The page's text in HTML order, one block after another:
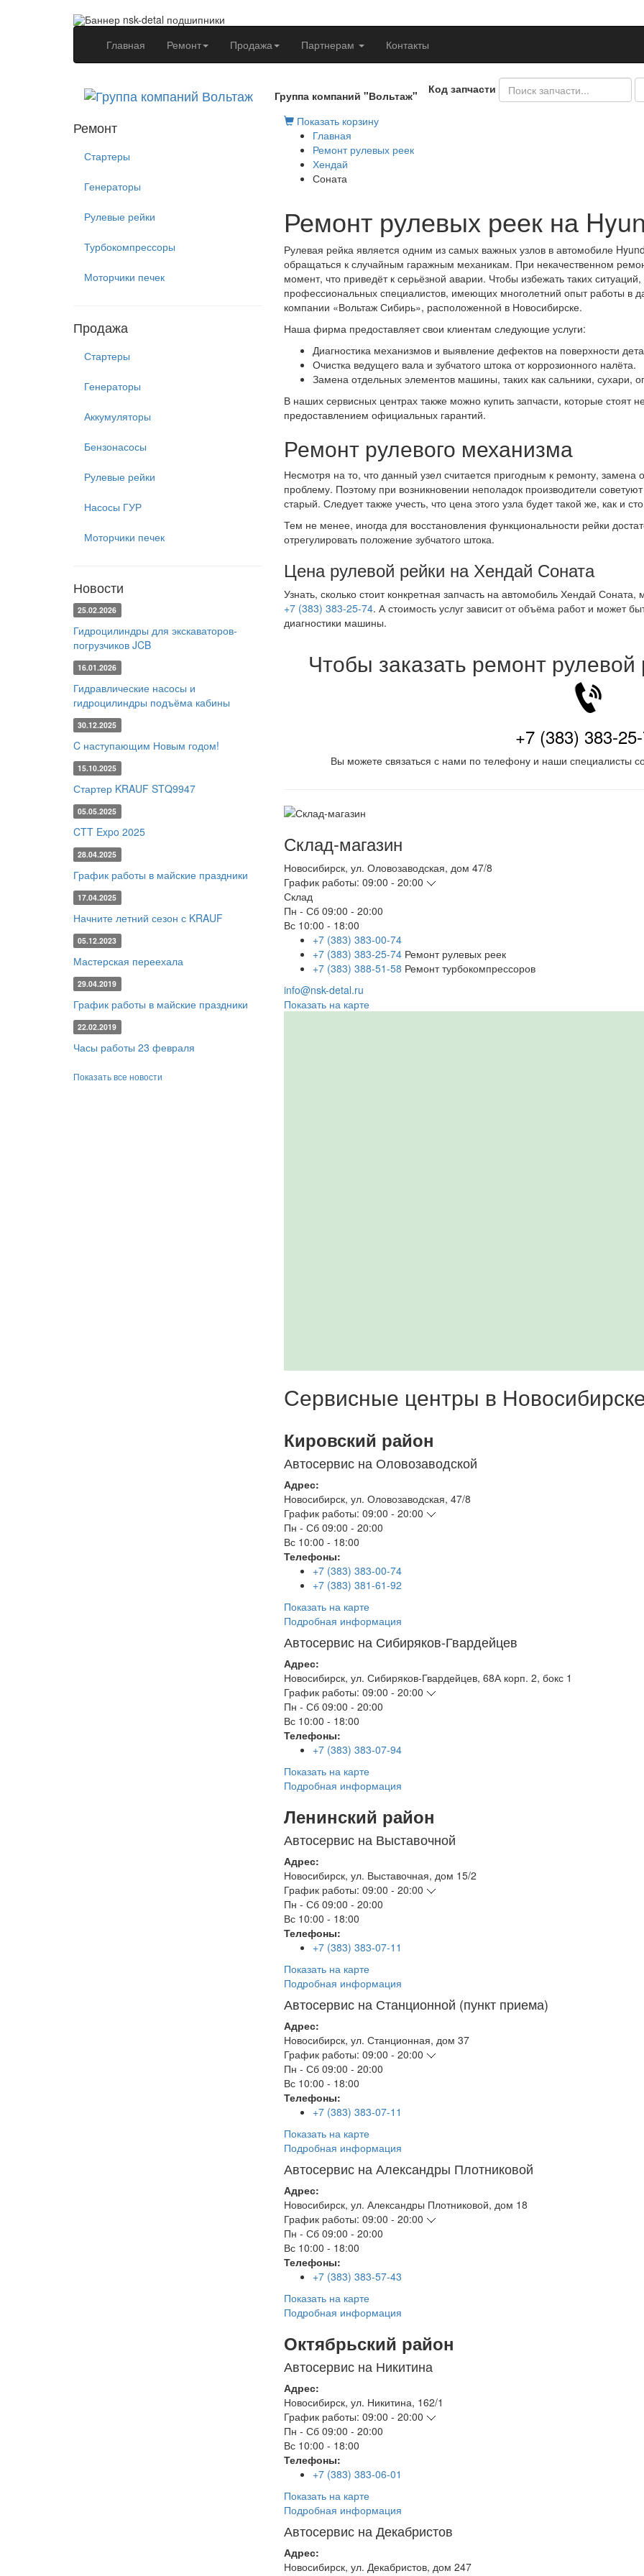
Главная (current)Ремонт Продажа Партнерам Контакты
Группа компаний "Вольтаж"
Код запчасти
Ремонт
Стартеры
Генераторы
Рулевые рейки
Турбокомпрессоры
Моторчики печек
Продажа
Стартеры
Генераторы
Аккумуляторы
Бензонасосы
Рулевые рейки
Насосы ГУР
Моторчики печек
Новости
25.02.2026
Гидроцилиндры для экскаваторов-
погрузчиков JCB
16.01.2026
Гидравлические насосы и
гидроцилиндры подъёма кабины
30.12.2025
C наступающим Новым годом!
15.10.2025
Стартер KRAUF STQ9947
05.05.2025
CTT Expo 2025
28.04.2025
График работы в майские праздники
17.04.2025
Начните летний сезон с KRAUF
05.12.2023
Мастерская переехала
29.04.2019
График работы в майские праздники
22.02.2019
Часы работы 23 февраля
Показать все новости
Показать корзину
Главная
Ремонт рулевых реек
Хендай
Соната
Ремонт рулевых реек на
Рулевая рейка является одним из самых важных узлов в автомобиле
обращаться к случайным гаражным механикам. При некачественном
момент, что приведёт к серьёзной аварии. Чтобы избежать таких
профессиональных специалистов, имеющих многолетний опыт работы в
компании «Вольтаж Сибирь», расположенной в Новосибирске.
Наша фирма предоставляет свои клиентам следующие услуги:
Диагностика механизмов и выявление дефектов на поверхности
Очистка ведущего вала и зубчатого штока от коррозионного налёта.
Замена отдельных элементов машины, таких как сальники, сухари,
В наших сервисных центрах также можно купить запчасти, которые стоят
предоставлением официальных гарантий.
Ремонт рулевого механизма
Несмотря на то, что данный узел считается пригодным к ремонту,
проблему. Поэтому при возникновении неполадок производители
старый. Следует также учесть, что цена этого узла будет такой же, как и
Тем не менее, иногда для восстановления функциональности рейки
отрегулировать положение зубчатого штока.
Цена рулевой рейки на Хендай Соната
Узнать, сколько стоит конкретная запчасть на автомобиль Хендай
+7 (383) 383-25-74. А стоимость услуг зависит от объёма работ и может
диагностики машины.
Чтобы заказать ремонт
+7 (383) 383-
Вы можете связаться с нами по телефону и наши специалисты
Склад-магазин
Новосибирск, ул. Оловозаводская, дом 47/8
График работы: 09:00 - 20:00
Склад
Пн - Сб 09:00 - 20:00
Вс 10:00 - 18:00
+7 (383) 383-00-74
+7 (383) 383-25-74 Ремонт рулевых реек
+7 (383) 388-51-58 Ремонт турбокомпрессоров
info@nsk-detal.ru
Показать на карте
Сервисные центры в
Кировский район
Автосервис на Оловозаводской
Адрес:
Новосибирск, ул. Оловозаводская, 47/8
График работы: 09:00 - 20:00
Пн - Сб 09:00 - 20:00
Вс 10:00 - 18:00
Телефоны:
+7 (383) 383-00-74
+7 (383) 381-61-92
Показать на карте
Подробная информация
Автосервис на Сибиряков-Гвардейцев
Адрес:
Новосибирск, ул. Сибиряков-Гвардейцев, 68А корп. 2, бокс 1
График работы: 09:00 - 20:00
Пн - Сб 09:00 - 20:00
Вс 10:00 - 18:00
Телефоны:
+7 (383) 383-07-94
Показать на карте
Подробная информация
Ленинский район
Автосервис на Выставочной
Адрес:
Новосибирск, ул. Выставочная, дом 15/2
График работы: 09:00 - 20:00
Пн - Сб 09:00 - 20:00
Вс 10:00 - 18:00
Телефоны:
+7 (383) 383-07-11
Показать на карте
Подробная информация
Автосервис на Станционной (пункт приема)
Адрес:
Новосибирск, ул. Станционная, дом 37
График работы: 09:00 - 20:00
Пн - Сб 09:00 - 20:00
Вс 10:00 - 18:00
Телефоны:
+7 (383) 383-07-11
Показать на карте
Подробная информация
Автосервис на Александры Плотниковой
Адрес:
Новосибирск, ул. Александры Плотниковой, дом 18
График работы: 09:00 - 20:00
Пн - Сб 09:00 - 20:00
Вс 10:00 - 18:00
Телефоны:
+7 (383) 383-57-43
Показать на карте
Подробная информация
Октябрьский район
Автосервис на Никитина
Адрес:
Новосибирск, ул. Никитина, 162/1
График работы: 09:00 - 20:00
Пн - Сб 09:00 - 20:00
Вс 10:00 - 18:00
Телефоны:
+7 (383) 383-06-01
Показать на карте
Подробная информация
Автосервис на Декабристов
Адрес:
Новосибирск, ул. Декабристов, дом 247